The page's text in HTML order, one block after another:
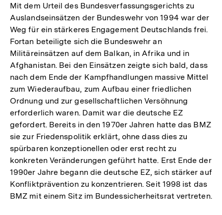
Mit dem Urteil des Bundesverfassungsgerichts zu
Auslandseinsätzen der Bundeswehr von 1994 war der
Weg für ein stärkeres Engagement Deutschlands frei.
Fortan beteiligte sich die Bundeswehr an
Militäreinsätzen auf dem Balkan, in Afrika und in
Afghanistan. Bei den Einsätzen zeigte sich bald, dass
nach dem Ende der Kampfhandlungen massive Mittel
zum Wiederaufbau, zum Aufbau einer friedlichen
Ordnung und zur gesellschaftlichen Versöhnung
erforderlich waren. Damit war die deutsche EZ
gefordert. Bereits in den 1970er Jahren hatte das BMZ
sie zur Friedenspolitik erklärt, ohne dass dies zu
spürbaren konzeptionellen oder erst recht zu
konkreten Veränderungen geführt hatte. Erst Ende der
1990er Jahre begann die deutsche EZ, sich stärker auf
Konfliktprävention zu konzentrieren. Seit 1998 ist das
BMZ mit einem Sitz im Bundessicherheitsrat vertreten.